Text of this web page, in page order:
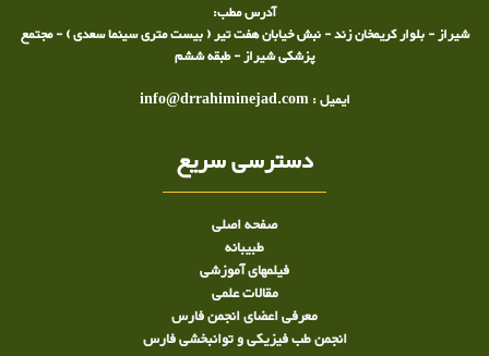
آدرس مطب:
شیراز - بلوار کریمخان زند - نبش خیابان هفت تیر ( بیست متری سینما سعدی ) - مجتمع
پزشکی شیراز - طبقه ششم
ایمیل : info@drrahiminejad.com
دسترسی سریع
صفحه اصلی
طبيبانه
فیلمهای آموزشی
مقالات علمی
معرفی اعضای انجمن فارس
انجمن طب فیزیکی و توانبخشی فارس